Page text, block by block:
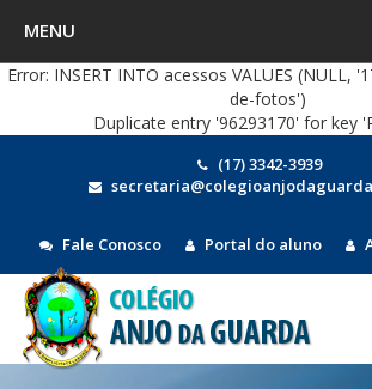
Error: INSERT INTO acessos VALUES (NULL,
de-fotos')
Duplicate entry '96293170' for key
(17) 3342-3939
Fale Conosco Portal do aluno